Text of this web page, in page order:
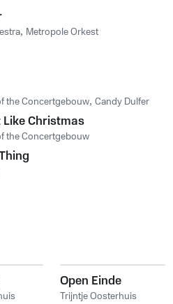
, Metropole Orkest
the Concertgebouw, Candy Dulfer
Like Christmas
the Concertgebouw
Open Einde
Trijntje Oosterhuis